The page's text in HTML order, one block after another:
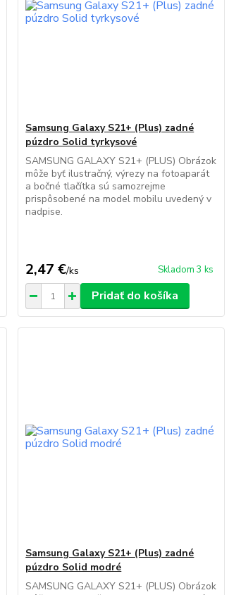
Samsung Galaxy S21+ (Plus) zadné
púzdro Solid tyrkysové
SAMSUNG GALAXY S21+ (PLUS) Obrázok
môže byť ilustračný, výrezy na fotoaparát
a bočné tlačítka sú samozrejme
prispôsobené na model mobilu uvedený v
nadpise.
2,47 €/ks Skladom 3 ks
Pridať do košíka
Samsung Galaxy S21+ (Plus) zadné
púzdro Solid modré
SAMSUNG GALAXY S21+ (PLUS) Obrázok